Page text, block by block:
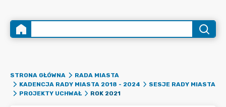
STRONA GŁÓWNA
RADA MIASTA
KADENCJA RADY MIASTA 2018 - 2024
SESJE RADY MIASTA
PROJEKTY UCHWAŁ
ROK 2021